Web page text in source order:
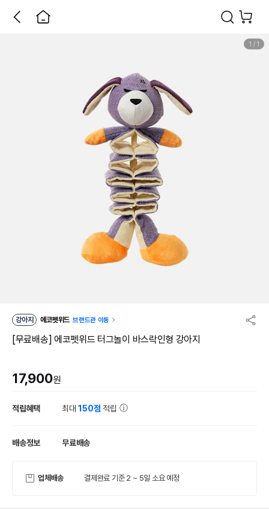
1 / 1
강아지 에코펫위드 브랜드관 이동
[무료배송] 에코펫위드 터그놀이 바스락인형 강아지
17,900원
적립혜택 최대150점 적립
배송정보 무료배송
업체배송 결제완료 기준 2 ~ 5일 소요 예정